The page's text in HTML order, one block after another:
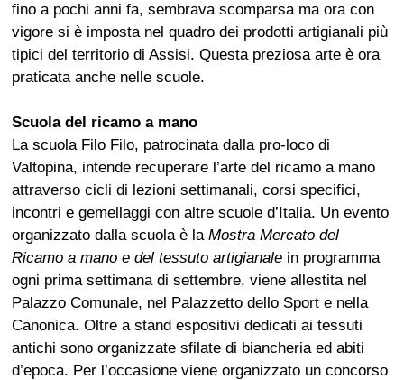
fino a pochi anni fa, sembrava scomparsa ma ora con
vigore si è imposta nel quadro dei prodotti artigianali più
tipici del territorio di Assisi. Questa preziosa arte è ora
praticata anche nelle scuole.
Scuola del ricamo a mano
La scuola Filo Filo, patrocinata dalla pro-loco di
Valtopina, intende recuperare l’arte del ricamo a mano
attraverso cicli di lezioni settimanali, corsi specifici,
incontri e gemellaggi con altre scuole d’Italia. Un evento
organizzato dalla scuola è laMostra Mercato del
Ricamo a mano e del tessuto artigianale in programma
ogni prima settimana di settembre, viene allestita nel
Palazzo Comunale, nel Palazzetto dello Sport e nella
Canonica. Oltre a stand espositivi dedicati ai tessuti
antichi sono organizzate sfilate di biancheria ed abiti
d’epoca. Per l’occasione viene organizzato un concorso